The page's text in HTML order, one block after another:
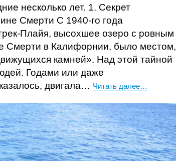
несколько лет. 1. Секрет
Смерти С 1940-го года
Плайя, высохшее озеро с ровным
Смерти в Калифорнии, было местом,
камней». Над этой тайной
Годами или даже
двигала… Читать далее…